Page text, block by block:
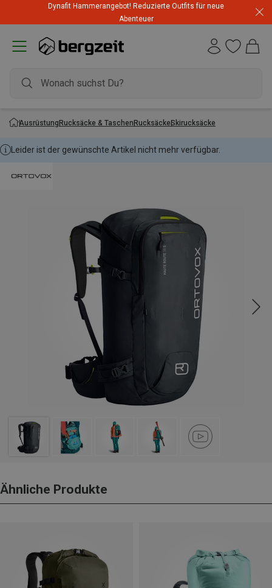
Dynafit Hammerangebot! Reduzierte Outfits für neue
Abenteuer
AusrüstungRucksäcke & TaschenRucksäckeSkirucksäcke
Leider ist der gewünschte Artikel nicht mehr verfügbar.
Ähnliche Produkte